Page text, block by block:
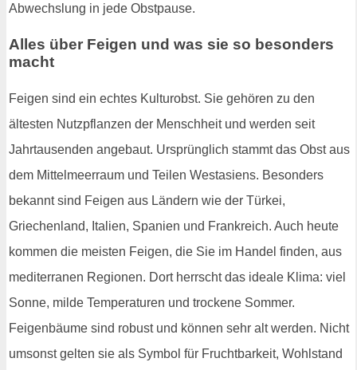
Abwechslung in jede Obstpause.
Alles über Feigen und was sie so besonders
macht
Feigen sind ein echtes Kulturobst. Sie gehören zu den
ältesten Nutzpflanzen der Menschheit und werden seit
Jahrtausenden angebaut. Ursprünglich stammt das Obst aus
dem Mittelmeerraum und Teilen Westasiens. Besonders
bekannt sind Feigen aus Ländern wie der Türkei,
Griechenland, Italien, Spanien und Frankreich. Auch heute
kommen die meisten Feigen, die Sie im Handel finden, aus
mediterranen Regionen. Dort herrscht das ideale Klima: viel
Sonne, milde Temperaturen und trockene Sommer.
Feigenbäume sind robust und können sehr alt werden. Nicht
umsonst gelten sie als Symbol für Fruchtbarkeit, Wohlstand